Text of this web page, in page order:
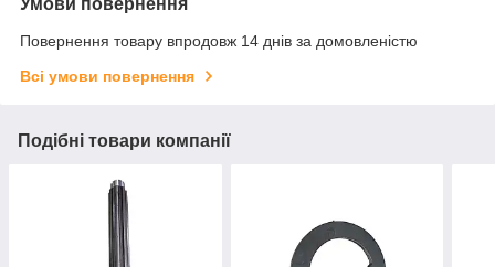
Повернення товару впродовж 14 днів за домовленістю
Всі умови повернення
Подібні товари компанії